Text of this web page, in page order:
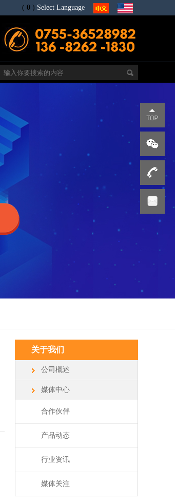
( 0 ) Select Language
关于我们
公司概述
媒体中心
合作伙伴
产品动态
行业资讯
媒体关注